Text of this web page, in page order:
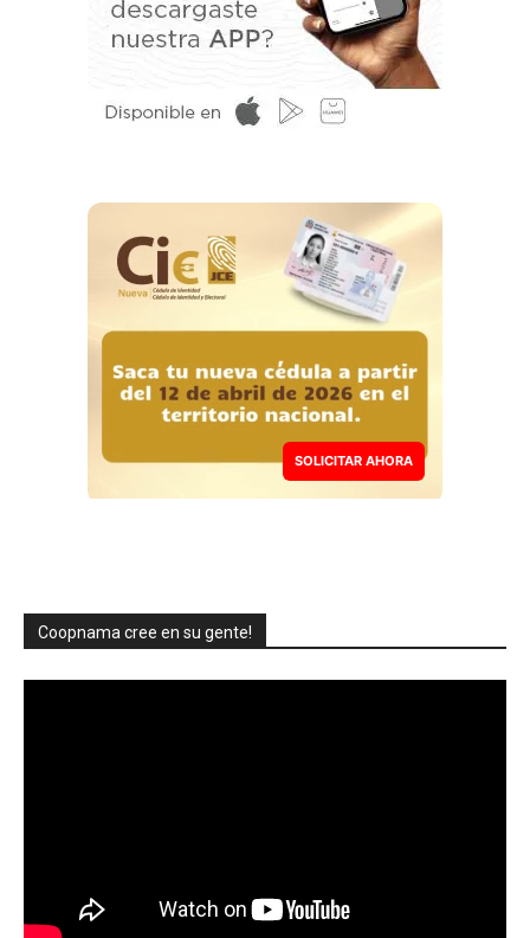
SOLICITAR AHORA
Coopnama cree en su gente!